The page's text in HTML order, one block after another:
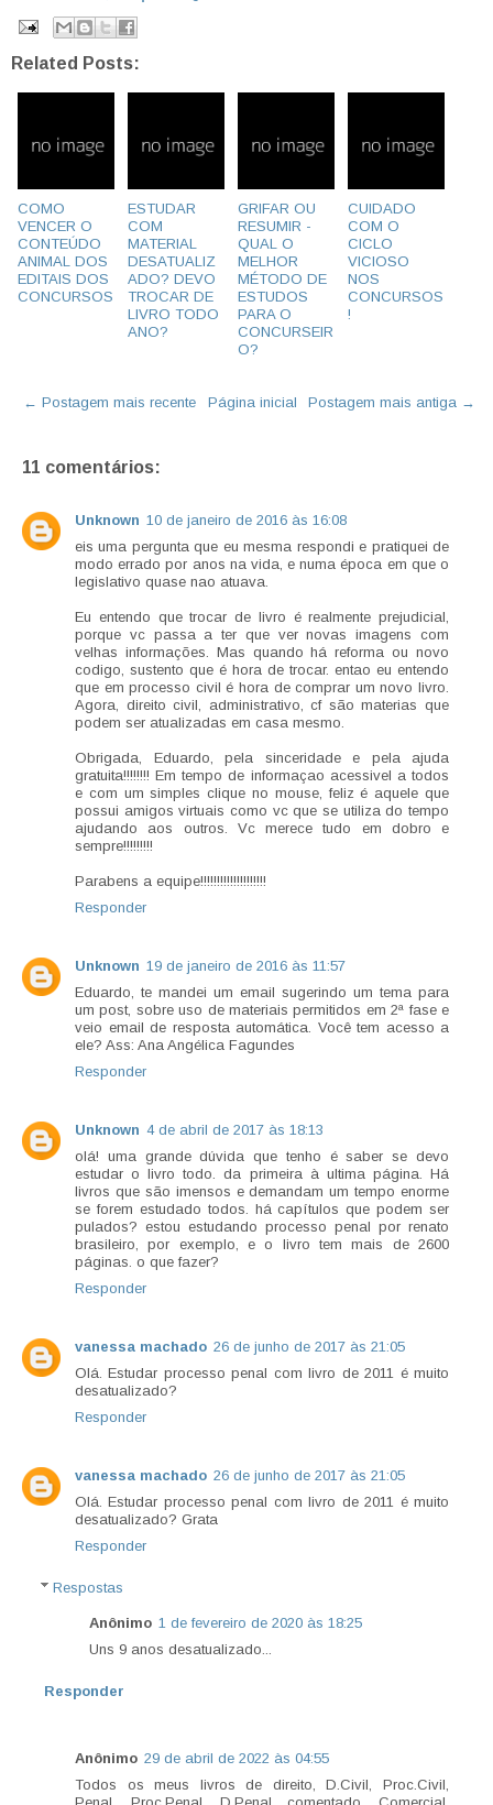
Related Posts:
COMO
VENCER O
CONTEÚDO
ANIMAL DOS
EDITAIS DOS
CONCURSOS
ESTUDAR
COM
MATERIAL
DESATUALIZ
ADO? DEVO
TROCAR DE
LIVRO TODO
ANO?
GRIFAR OU
RESUMIR -
QUAL O
MELHOR
MÉTODO DE
ESTUDOS
PARA O
CONCURSEIR
O?
CUIDADO
COM O
CICLO
VICIOSO
NOS
CONCURSOS
!
← Postagem mais recente Postagem mais antiga →
Página inicial
11 comentários:
Unknown 10 de janeiro de 2016 às 16:08
eis uma pergunta que eu mesma respondi e pratiquei de
modo errado por anos na vida, e numa época em que o
legislativo quase nao atuava.
Eu entendo que trocar de livro é realmente prejudicial,
porque vc passa a ter que ver novas imagens com
velhas informações. Mas quando há reforma ou novo
codigo, sustento que é hora de trocar. entao eu entendo
que em processo civil é hora de comprar um novo livro.
Agora, direito civil, administrativo, cf são materias que
podem ser atualizadas em casa mesmo.
Obrigada, Eduardo, pela sinceridade e pela ajuda
gratuita!!!!!!!! Em tempo de informaçao acessivel a todos
e com um simples clique no mouse, feliz é aquele que
possui amigos virtuais como vc que se utiliza do tempo
ajudando aos outros. Vc merece tudo em dobro e
sempre!!!!!!!!!
Parabens a equipe!!!!!!!!!!!!!!!!!!!!
Responder
Unknown 19 de janeiro de 2016 às 11:57
Eduardo, te mandei um email sugerindo um tema para
um post, sobre uso de materiais permitidos em 2ª fase e
veio email de resposta automática. Você tem acesso a
ele? Ass: Ana Angélica Fagundes
Responder
Unknown 4 de abril de 2017 às 18:13
olá! uma grande dúvida que tenho é saber se devo
estudar o livro todo. da primeira à ultima página. Há
livros que são imensos e demandam um tempo enorme
se forem estudado todos. há capítulos que podem ser
pulados? estou estudando processo penal por renato
brasileiro, por exemplo, e o livro tem mais de 2600
páginas. o que fazer?
Responder
vanessa machado 26 de junho de 2017 às 21:05
Olá. Estudar processo penal com livro de 2011 é muito
desatualizado?
Responder
vanessa machado 26 de junho de 2017 às 21:05
Olá. Estudar processo penal com livro de 2011 é muito
desatualizado? Grata
Responder
Respostas
Anônimo 1 de fevereiro de 2020 às 18:25
Uns 9 anos desatualizado...
Responder
Anônimo 29 de abril de 2022 às 04:55
Todos os meus livros de direito, D.Civil, Proc.Civil,